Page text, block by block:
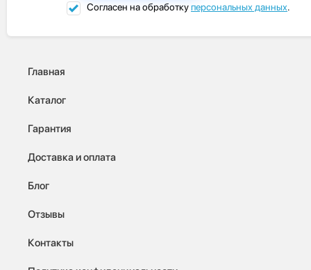
Согласен на обработкуперсональных данных.
Главная
Каталог
Гарантия
Доставка и оплата
Блог
Отзывы
Контакты